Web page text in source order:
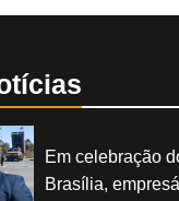
Em celebração
Brasília,